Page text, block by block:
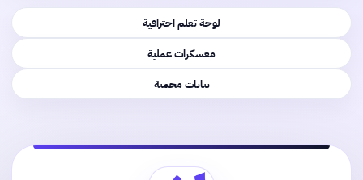
لوحة تعلم احترافية
معسكرات عملية
بيانات محمية